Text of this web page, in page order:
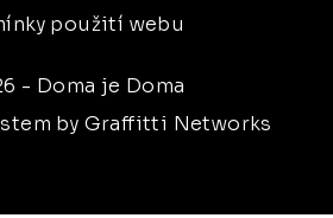
použití webu
- Doma je Doma
by Graffitti Networks